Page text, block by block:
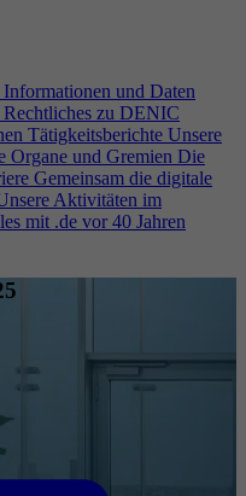
und Daten
Rechtliches zu DENIC
Tätigkeitsberichte Unsere
Organe und Gremien Die
Gemeinsam die digitale
Aktivitäten im
mit .de vor 40 Jahren